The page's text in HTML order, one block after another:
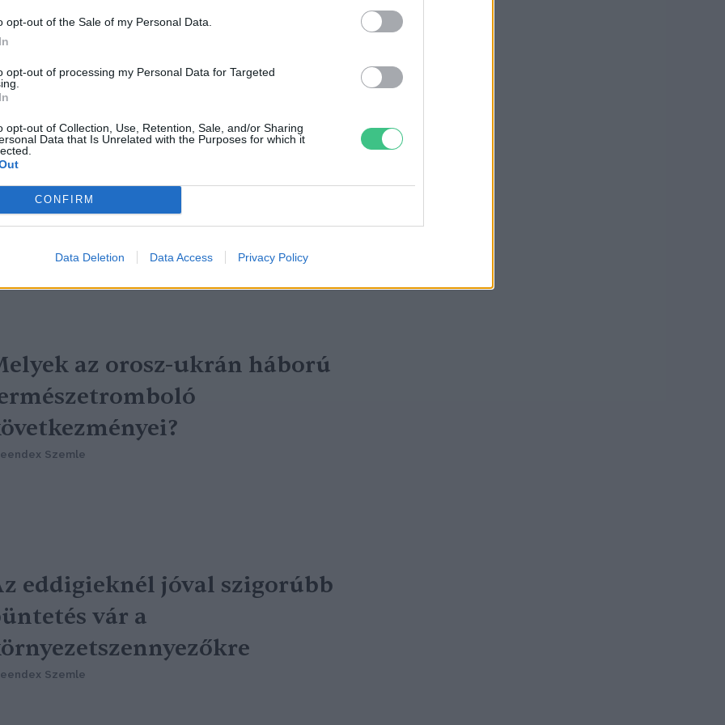
opt-out of the Sale of my Personal Data.
opt-out of processing my Personal Data for Targeted
opt-out of Collection, Use, Retention, Sale, and/or Sharing
Data that Is Unrelated with the Purposes for which it
CONFIRM
Data Deletion Data Access Privacy Policy
Szemle
veszélyesek a PFAS-
Szemle
az orosz-ukrán háború
Szemle
eddigieknél jóval szigorúbb
vár a
Szemle